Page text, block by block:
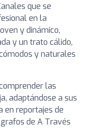
que se
en la
y dinámico,
y un trato cálido,
y naturales
las
adaptándose a sus
en reportajes de
de A Través